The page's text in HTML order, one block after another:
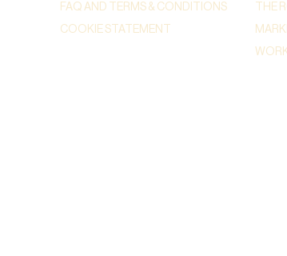
FAQ AND TERMS & CONDITIONS
COOKIE STATEMENT
THE